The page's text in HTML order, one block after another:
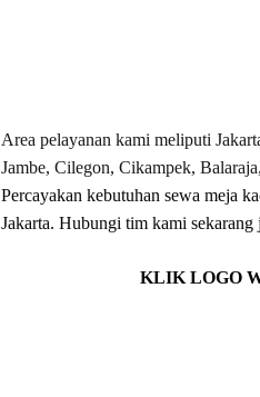
Area pelayanan kami meliputi
Jambe, Cilegon, Cikampek,
Percayakan kebutuhan sewa meja
Jakarta. Hubungi tim kami
KLIK LOGO